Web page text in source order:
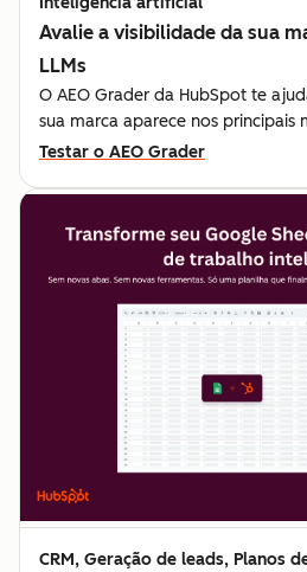
Avalie a visibilidade da sua
LLMs
O AEO Grader da HubSpot te
sua marca aparece nos principais
Testar o AEO Grader
CRM, Geração de leads, Planos